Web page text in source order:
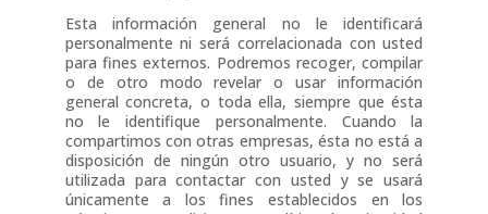
Esta información general no le identificará
personalmente ni será correlacionada con usted
para fines externos. Podremos recoger, compilar
o de otro modo revelar o usar información
general concreta, o toda ella, siempre que ésta
no le identifique personalmente. Cuando la
compartimos con otras empresas, ésta no está a
disposición de ningún otro usuario, y no será
utilizada para contactar con usted y se usará
únicamente a los fines establecidos en los